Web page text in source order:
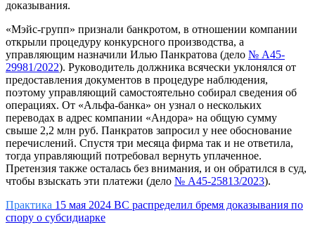
доказывания.
«Мэйс-групп» признали банкротом, в отношении компании
открыли процедуру конкурсного производства, а
управляющим назначили Илью Панкратова (дело № А45-
29981/2022). Руководитель должника всячески уклонялся от
предоставления документов в процедуре наблюдения,
поэтому управляющий самостоятельно собирал сведения об
операциях. От «Альфа-банка» он узнал о нескольких
переводах в адрес компании «Андора» на общую сумму
свыше 2,2 млн руб. Панкратов запросил у нее обоснование
перечислений. Спустя три месяца фирма так и не ответила,
тогда управляющий потребовал вернуть уплаченное.
Претензия также осталась без внимания, и он обратился в суд,
чтобы взыскать эти платежи (дело № А45-25813/2023).
Практика 15 мая 2024 ВС распределил бремя доказывания по
спору о субсидиарке